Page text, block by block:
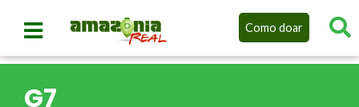
Como doar
G7